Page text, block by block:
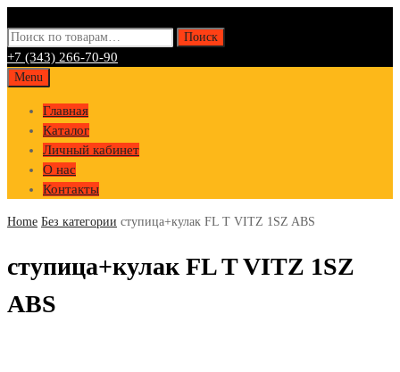
Искать: Поиск
+7 (343) 266-70-90
Skip
content
Menu
Главная
Каталог
Личный кабинет
О нас
Контакты
Home Без категории ступица+кулак FL T VITZ 1SZ ABS
ступица+кулак FL T VITZ 1SZ
ABS